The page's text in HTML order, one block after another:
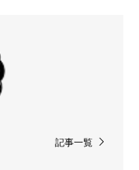
記事一覧